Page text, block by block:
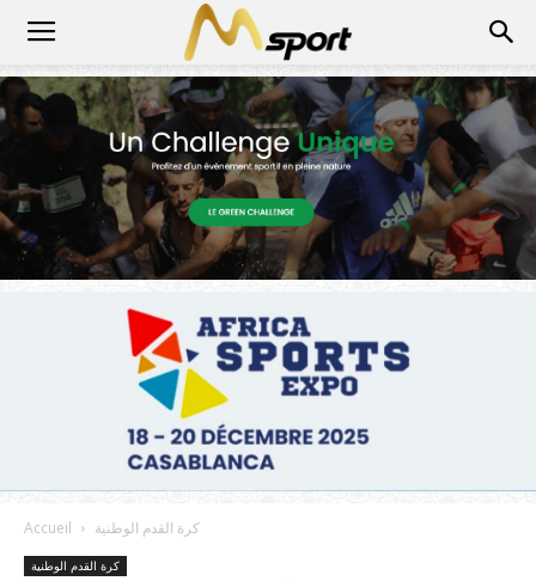
Accueil كرة القدم الوطنية
كرة القدم الوطنية